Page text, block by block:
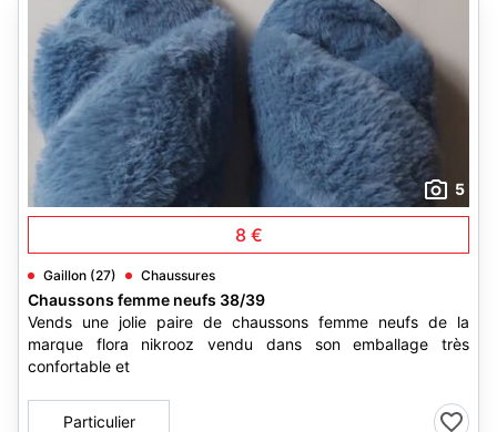
5
8 €
Gaillon (27) Chaussures
Chaussons femme neufs 38/39
Vends une jolie paire de chaussons femme neufs de la
marque flora nikrooz vendu dans son emballage très
confortable et
Particulier